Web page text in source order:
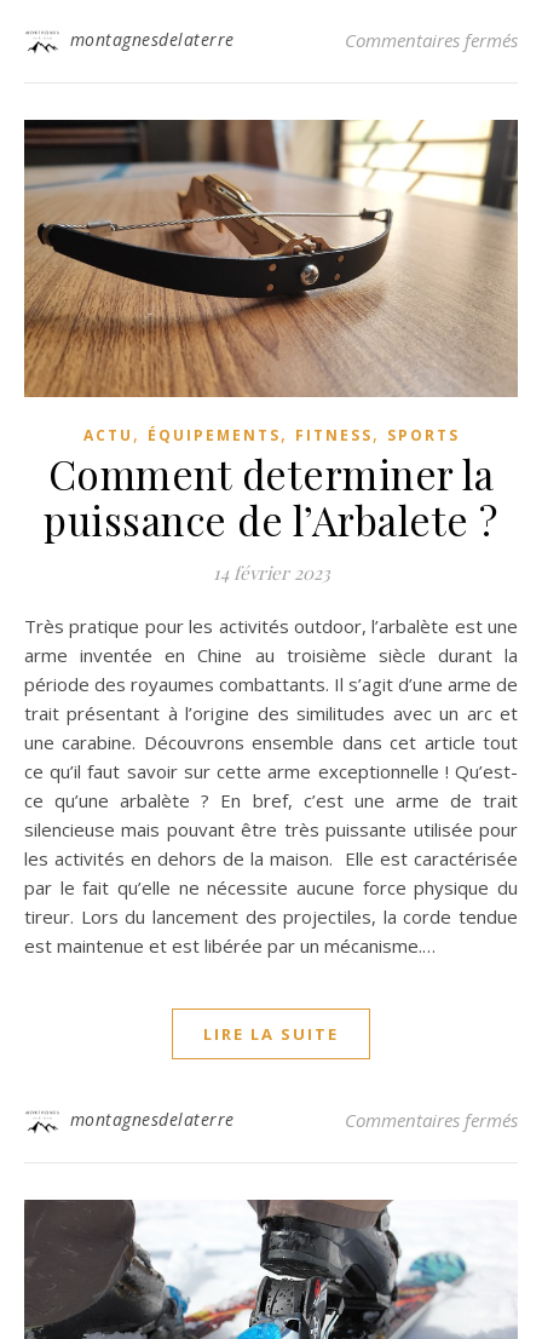
montagnesdelaterre Commentaires fermés
ACTU , ÉQUIPEMENTS, FITNESS, SPORTS
Comment determiner la
puissance de l’Arbalete ?
14 février 2023
Très pratique pour les activités outdoor, l’arbalète est une
arme inventée en Chine au troisième siècle durant la
période des royaumes combattants. Il s’agit d’une arme de
trait présentant à l’origine des similitudes avec un arc et
une carabine. Découvrons ensemble dans cet article tout
ce qu’il faut savoir sur cette arme exceptionnelle ! Qu’est-
ce qu’une arbalète ? En bref, c’est une arme de trait
silencieuse mais pouvant être très puissante utilisée pour
les activités en dehors de la maison. Elle est caractérisée
par le fait qu’elle ne nécessite aucune force physique du
tireur. Lors du lancement des projectiles, la corde tendue
est maintenue et est libérée par un mécanisme.…
LIRE LA SUITE
montagnesdelaterre Commentaires fermés